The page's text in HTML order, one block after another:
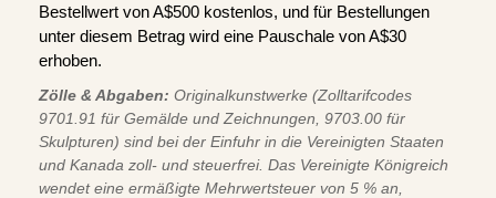
Bestellwert von A$500 kostenlos, und für Bestellungen
unter diesem Betrag wird eine Pauschale von A$30
erhoben.
Zölle & Abgaben: Originalkunstwerke (Zolltarifcodes
9701.91 für Gemälde und Zeichnungen, 9703.00 für
Skulpturen) sind bei der Einfuhr in die Vereinigten Staaten
und Kanada zoll- und steuerfrei. Das Vereinigte Königreich
wendet eine ermäßigte Mehrwertsteuer von 5 % an,